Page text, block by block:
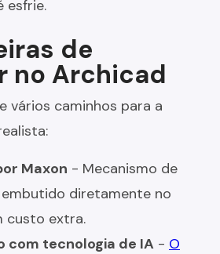
esfrie.
de
no Archicad
vários caminhos para a
Maxon - Mecanismo de
diretamente no
custo extra.
com tecnologia de IA - O